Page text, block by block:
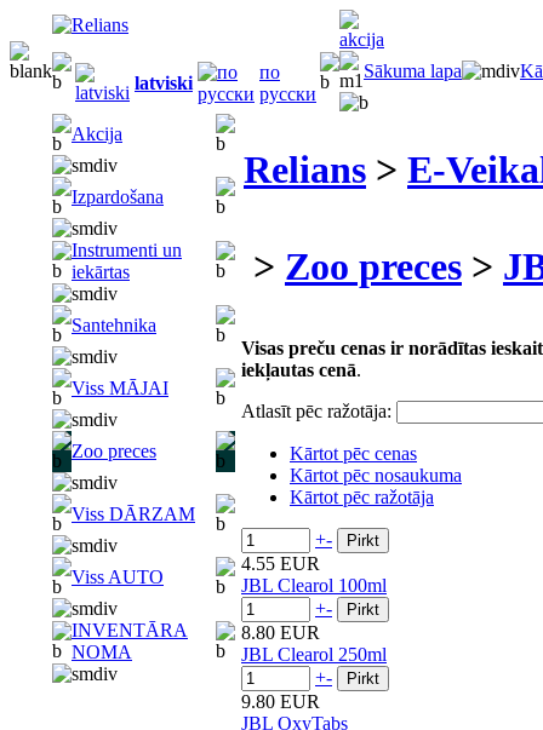
latviski
по
русски
Sākuma lapa
Akcija
Izpardošana
Instrumenti un
iekārtas
Santehnika
Viss MĀJAI
Zoo preces
Viss DĀRZAM
Viss AUTO
INVENTĀRA
NOMA
Relians > E-
> Zoo preces >
Visas preču cenas ir norādītas
iekļautas cenā.
Atlasīt pēc ražotāja:
Kārtot pēc cenas
Kārtot pēc nosaukuma
Kārtot pēc ražotāja
+-
4.55 EUR
JBL Clearol 100ml
+-
8.80 EUR
JBL Clearol 250ml
+-
9.80 EUR
JBL OxyTabs